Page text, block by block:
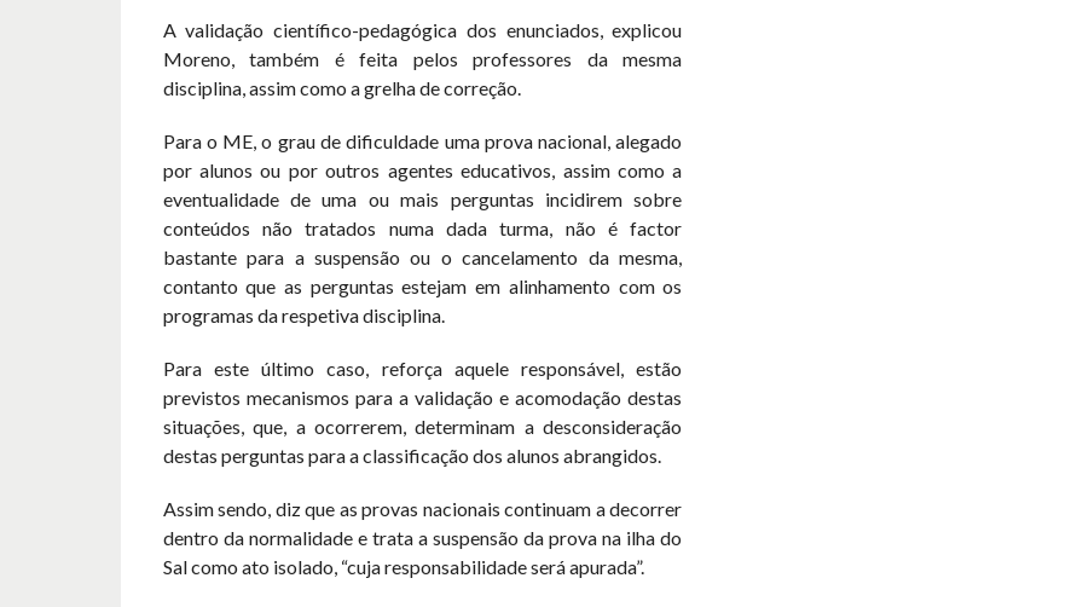
A validação científico-pedagógica dos enunciados, explicou
Moreno, também é feita pelos professores da mesma
disciplina, assim como a grelha de correção.
Para o ME, o grau de dificuldade uma prova nacional, alegado
por alunos ou por outros agentes educativos, assim como a
eventualidade de uma ou mais perguntas incidirem sobre
conteúdos não tratados numa dada turma, não é factor
bastante para a suspensão ou o cancelamento da mesma,
contanto que as perguntas estejam em alinhamento com os
programas da respetiva disciplina.
Para este último caso, reforça aquele responsável, estão
previstos mecanismos para a validação e acomodação destas
situações, que, a ocorrerem, determinam a desconsideração
destas perguntas para a classificação dos alunos abrangidos.
Assim sendo, diz que as provas nacionais continuam a decorrer
dentro da normalidade e trata a suspensão da prova na ilha do
Sal como ato isolado, “cuja responsabilidade será apurada”.